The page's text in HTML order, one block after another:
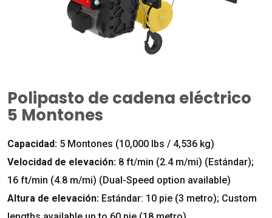
Polipasto de cadena eléctrico
5 Montones
Capacidad: 5 Montones (10,000 lbs / 4,536 kg)
Velocidad de elevación: 8 ft/min (2.4 m/mi) (Estándar);
16 ft/min (4.8 m/mi) (Dual-Speed option available)
Altura de elevación: Estándar: 10 pie (3 metro); Custom